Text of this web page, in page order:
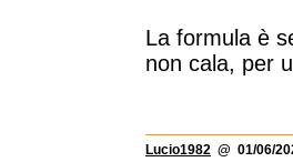
La formula è
non cala, per
Lucio1982 @ 01/06/